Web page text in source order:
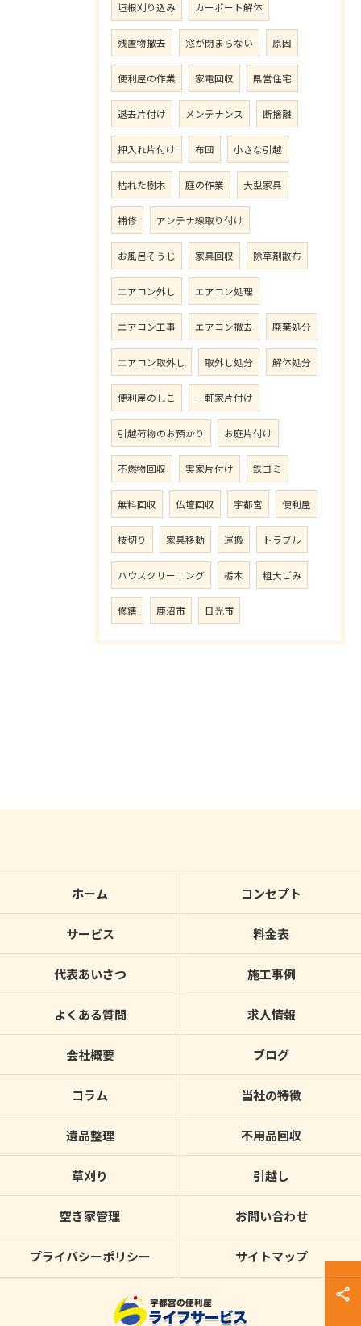
垣根刈り込み カーポート解体
残置物撤去 窓が閉まらない 原因
便利屋の作業 家電回収 県営住宅
退去片付け メンテナンス 断捨離
押入れ片付け 布団 小さな引越
枯れた樹木 庭の作業 大型家具
補修 アンテナ線取り付け
お風呂そうじ 家具回収 除草剤散布
エアコン外し エアコン処理
エアコン工事 エアコン撤去 廃棄処分
エアコン取外し 取外し処分 解体処分
便利屋のしこ 一軒家片付け
引越荷物のお預かり お庭片付け
不燃物回収 実家片付け 鉄ゴミ
無料回収 仏壇回収 宇都宮 便利屋
枝切り 家具移動 運搬 トラブル
ハウスクリーニング 栃木 粗大ごみ
修繕 鹿沼市 日光市
ホーム コンセプト
サービス 料金表
代表あいさつ 施工事例
よくある質問 求人情報
会社概要 ブログ
コラム 当社の特徴
遺品整理 不用品回収
草刈り 引越し
空き家管理 お問い合わせ
プライバシーポリシー サイトマップ